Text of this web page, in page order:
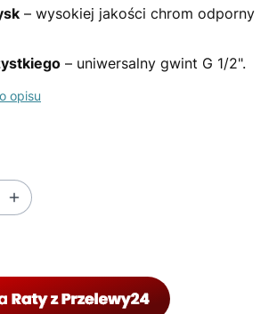
– wysokiej jakości chrom odporny
– uniwersalny gwint G 1/2".
opisu